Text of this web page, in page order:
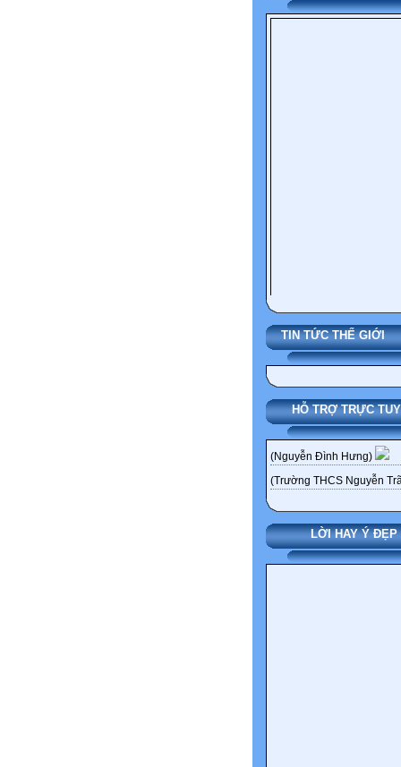
TIN TỨC THẾ
HỖ TRỢ TRỰC
(Nguyễn Đình Hưng)
(Trường THCS Nguyễn
LỜI HAY Ý ĐẸP